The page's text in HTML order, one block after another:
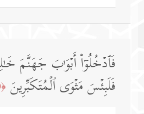
فَٱدۡخُلُوۤا۟ أَبۡوَ ٰ⁠بَ جَهَنَّمَ
فَلَبِئۡسَ مَثۡوَى ٱلۡمُتَكَبِّرِینَ ﴿29﴾